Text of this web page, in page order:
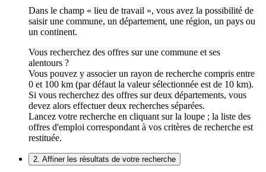
Dans le champ « lieu de travail », vous avez la possibilité de
saisir une commune, un département, une région, un pays ou
un continent.
Vous recherchez des offres sur une commune et ses
alentours ?
Vous pouvez y associer un rayon de recherche compris entre
0 et 100 km (par défaut la valeur sélectionnée est de 10 km).
Si vous recherchez des offres sur deux départements, vous
devez alors effectuer deux recherches séparées.
Lancez votre recherche en cliquant sur la loupe ; la liste des
offres d'emploi correspondant à vos critères de recherche est
restituée.
2. Affiner les résultats de votre recherche